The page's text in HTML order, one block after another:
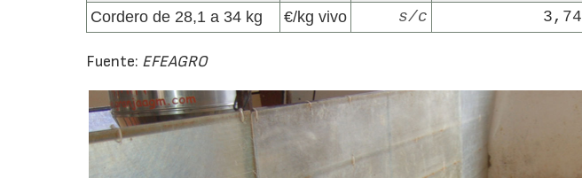
Cordero de 28,1 a 34 kg
€/kg vivo s/c 3,74
Fuente: EFEAGRO